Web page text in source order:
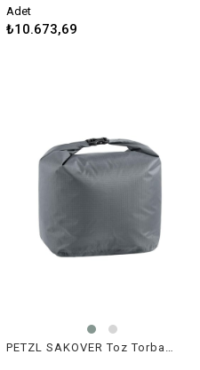
Adet
₺10.673,69